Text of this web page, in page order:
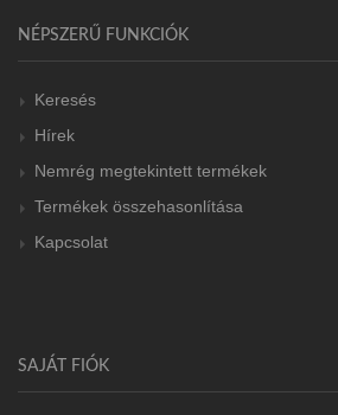
NÉPSZERŰ FUNKCIÓK
Keresés
Hírek
Nemrég megtekintett termékek
Termékek összehasonlítása
Kapcsolat
SAJÁT FIÓK